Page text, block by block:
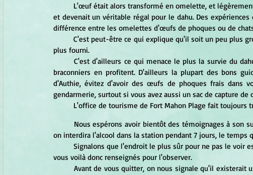
et devenait un véritable régal pour le dahu. Des
différence entre les omelettes d'œufs de phoques ou de
	C'est peut-être ce qui explique qu'il soit un peu plus gros que le dahu de Savoie, et qu'il ait l'écaille et le poil
plus fourni.
	C'est d'ailleurs ce qui menace le plus la survie du dahu : comme il ne sait pas résister à une omelette, les
braconniers en profitent. D'ailleurs la plupart des bons
d'Authie, évitez d'avoir des œufs de phoques frais dans
gendarmerie, surtout si vous avez aussi un sac de capture
L'office de tourisme de Fort Mahon Plage fait toujours
on interdira l'alcool dans la station pendant 7 jours, le temps
vous voilà donc renseignés pour l'observer.